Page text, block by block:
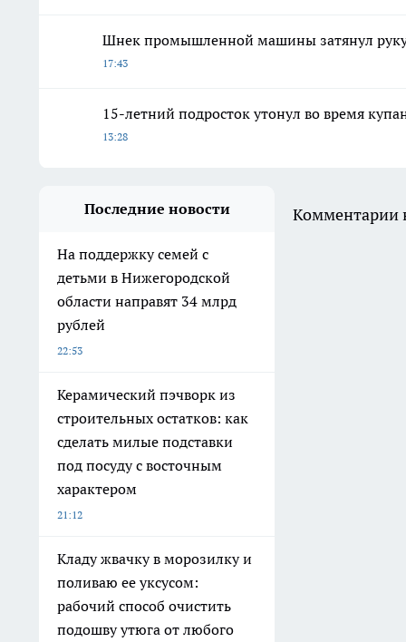
Шнек промышленной машины затянул руку
17:43
15-летний подросток утонул во время
13:28
Последние новости
На поддержку семей с
детьми в Нижегородской
области направят 34 млрд
рублей
22:53
Керамический пэчворк из
строительных остатков: как
сделать милые подставки
под посуду с восточным
характером
21:12
Кладу жвачку в морозилку и
поливаю ее уксусом:
рабочий способ очистить
подошву утюга от любого
Комментарии